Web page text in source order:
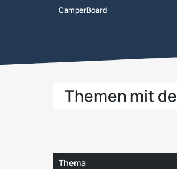
CamperBoard
Themen mit
Thema